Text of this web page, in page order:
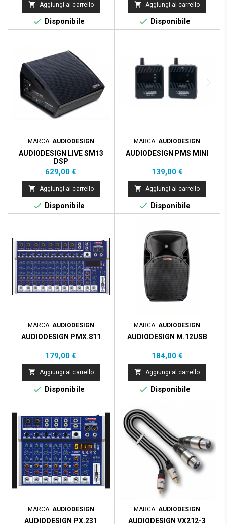
 Aggiungi al carrello
 Disponibile
 Aggiungi al carrello
 Disponibile
MARCA: AUDIODESIGN
AUDIODESIGN LIVE SM13
DSP
Prezzo
629,00 €
 Aggiungi al carrello
 Disponibile
MARCA: AUDIODESIGN
AUDIODESIGN PMS MINI
Prezzo
139,00 €
 Aggiungi al carrello
 Disponibile
MARCA: AUDIODESIGN
AUDIODESIGN PMX.811
Prezzo
179,00 €
 Aggiungi al carrello
 Disponibile
MARCA:AUDIODESIGN
AUDIODESIGN M.12USB
Prezzo
184,00 €
 Aggiungi al carrello
 Disponibile
MARCA: AUDIODESIGN
AUDIODESIGN PX.231
MARCA: AUDIODESIGN
AUDIODESIGN VX212-3